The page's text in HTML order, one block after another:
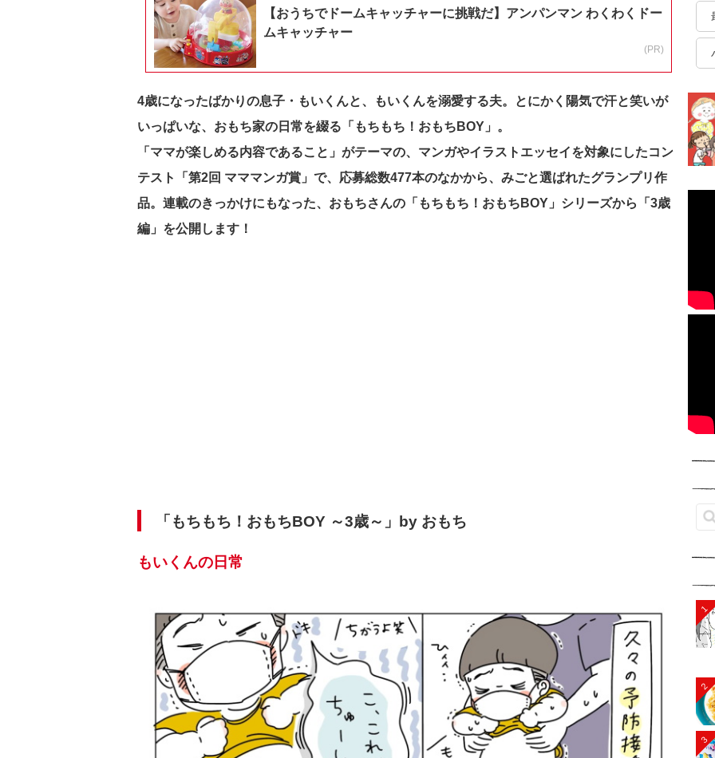
【おうちでドームキャッチャーに挑戦だ】アンパンマン わくわくドー
ムキャッチャー
(PR)
4歳になったばかりの息子・もいくんと、もいくんを溺愛する夫。とにかく陽気で汗と笑いが
いっぱいな、おもち家の日常を綴る「もちもち！おもちBOY」。
「ママが楽しめる内容であること」がテーマの、マンガやイラストエッセイを対象にしたコン
テスト「 第2回 マママンガ賞」で、応募総数477本のなかから、みごと選ばれたグランプリ作
品。連載のきっかけにもなった、おもちさんの「もちもち！おもちBOY」シリーズから「3歳
編」を公開します！
「もちもち！おもちBOY ～3歳～」by おもち
もいくんの日常
1
2
3